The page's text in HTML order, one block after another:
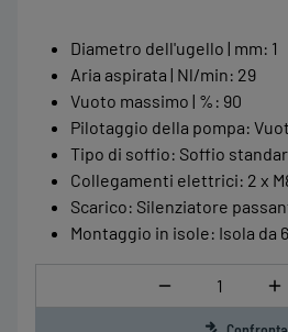
Diametro dell'ugello | mm: 1
Aria aspirata | Nl/min: 29
Vuoto massimo | % : 90
Pilotaggio della pompa:
Tipo di soffio: Soffio
Collegamenti elettrici: 2 x
Scarico: Silenziatore
Montaggio in isole: Isola da
Quantità